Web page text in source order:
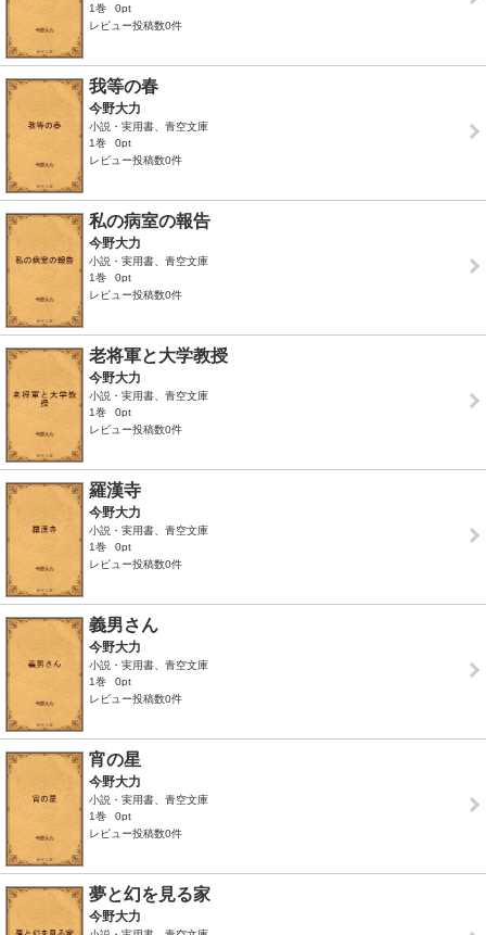
1巻
0pt
レビュー投稿数0件
我等の春
今野大力
小説・実用書、青空文庫
1巻
0pt
レビュー投稿数0件
私の病室の報告
今野大力
小説・実用書、青空文庫
1巻
0pt
レビュー投稿数0件
老将軍と大学教授
今野大力
小説・実用書、青空文庫
1巻
0pt
レビュー投稿数0件
羅漢寺
今野大力
小説・実用書、青空文庫
1巻
0pt
レビュー投稿数0件
義男さん
今野大力
小説・実用書、青空文庫
1巻
0pt
レビュー投稿数0件
宵の星
今野大力
小説・実用書、青空文庫
1巻
0pt
レビュー投稿数0件
夢と幻を見る家
今野大力